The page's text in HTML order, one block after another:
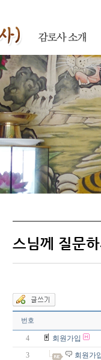
스님께 질문
번호
4
회원가입
3
회원가